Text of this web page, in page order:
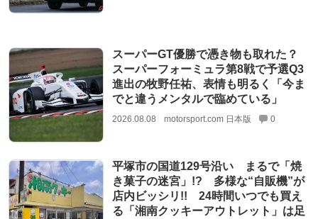
スーパーGT優勝で憑き物も取れた？
スーパーフォーミュラ第8戦で予選Q3
進出の牧野任祐、表情も明るく「今ま
でと違うメンタルで臨めている」
2026.08.08 motorsport.com 日本版 0
平塚市の国道129号沿い まるで「焼
き菓子の迷宮」!? 多様な“自販機”が
店内ビッシリ!! 24時間いつでも買え
る「湘南クッキーアウトレット」は足